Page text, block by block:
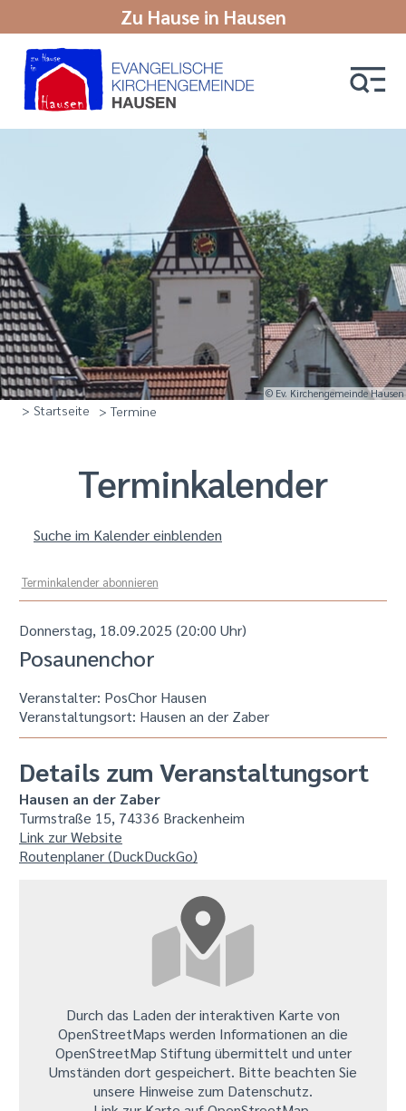
Zu Hause in Hausen
© Ev. Kirchengemeinde Hausen
> Startseite > Termine
Termin­kalender
Suche im Kalender einblenden
Terminkalender abonnieren
Donnerstag, 18.09.2025 (20:00 Uhr)
Posaunenchor
Veranstalter: PosChor Hausen
Veranstaltungsort: Hausen an der Zaber
Details zum Veranstaltungsort
Hausen an der Zaber
Turmstraße 15, 74336 Brackenheim
Link zur Website
Routenplaner (DuckDuckGo)
Durch das Laden der interaktiven Karte von
OpenStreetMaps werden Informationen an die
OpenStreetMap Stiftung übermittelt und unter
Umständen dort gespeichert. Bitte beachten Sie
unsere Hinweise zum Datenschutz.